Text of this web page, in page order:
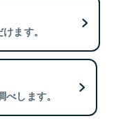
ます。
します。